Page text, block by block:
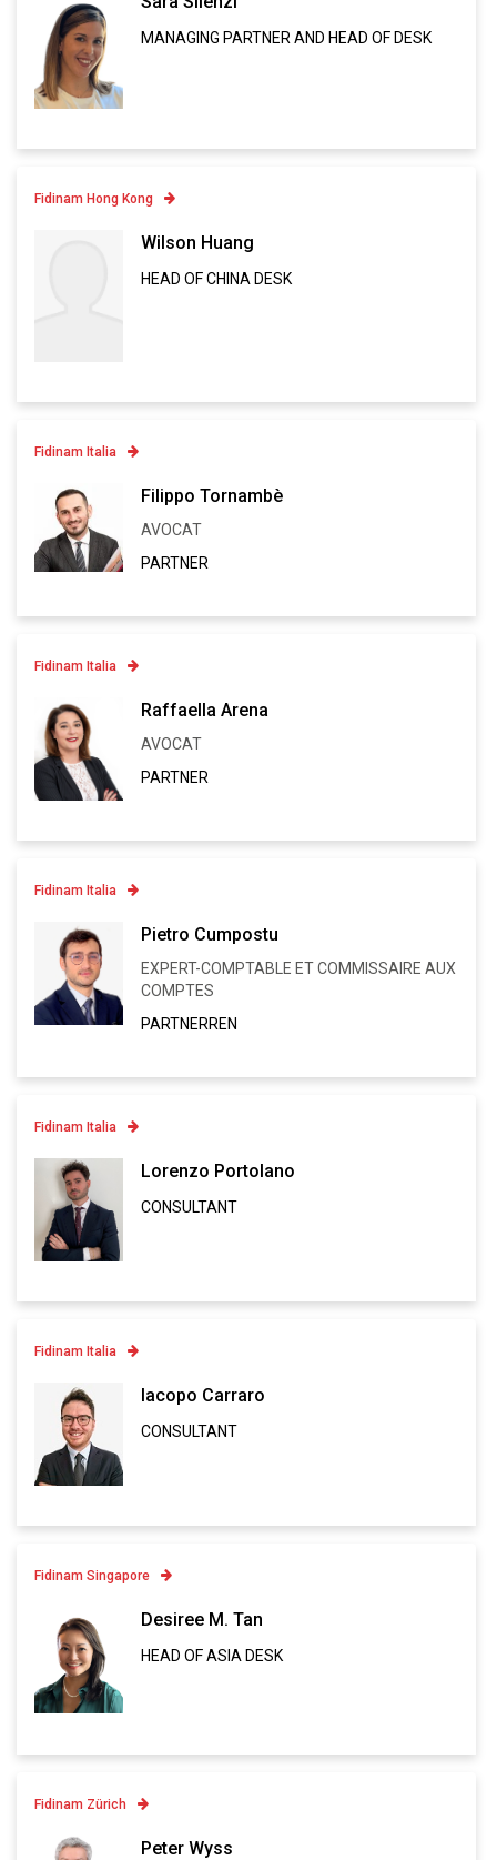
MANAGING PARTNER AND HEAD OF DESK
Fidinam Hong Kong
Wilson Huang
HEAD OF CHINA DESK
Fidinam Italia
Filippo Tornambè
AVOCAT
PARTNER
Fidinam Italia
Raffaella Arena
AVOCAT
PARTNER
Fidinam Italia
Pietro Cumpostu
EXPERT-COMPTABLE ET COMMISSAIRE AUX
COMPTES
PARTNERREN
Fidinam Italia
Lorenzo Portolano
CONSULTANT
Fidinam Italia
Iacopo Carraro
CONSULTANT
Fidinam Singapore
Desiree M. Tan
HEAD OF ASIA DESK
Fidinam Zürich
Peter Wyss